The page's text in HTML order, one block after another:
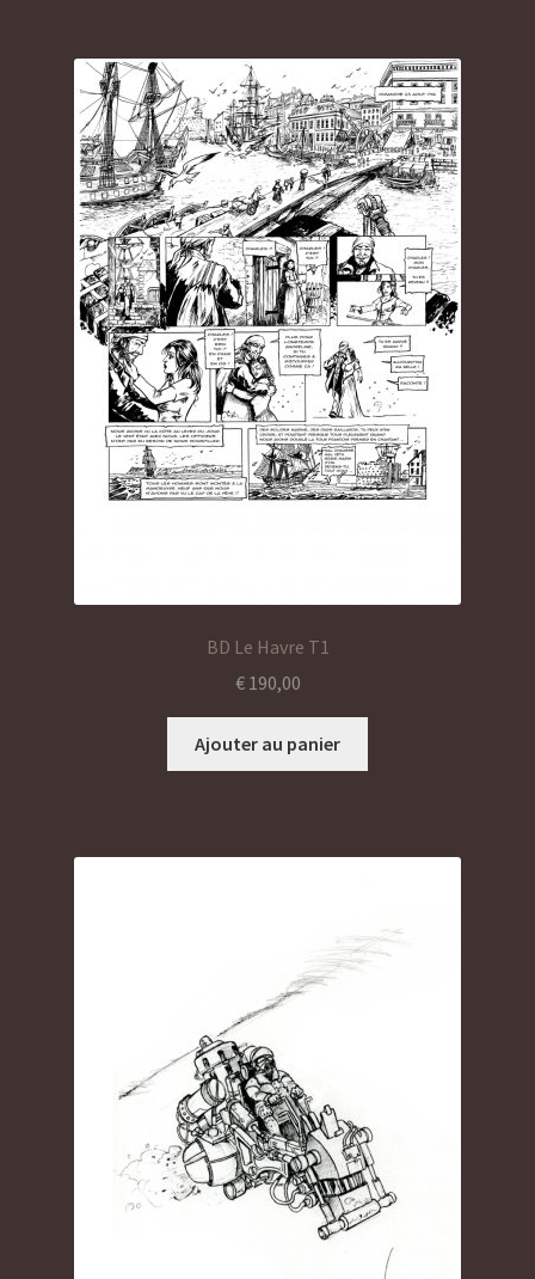
BD Le Havre T1
€190,00
Ajouter au panier